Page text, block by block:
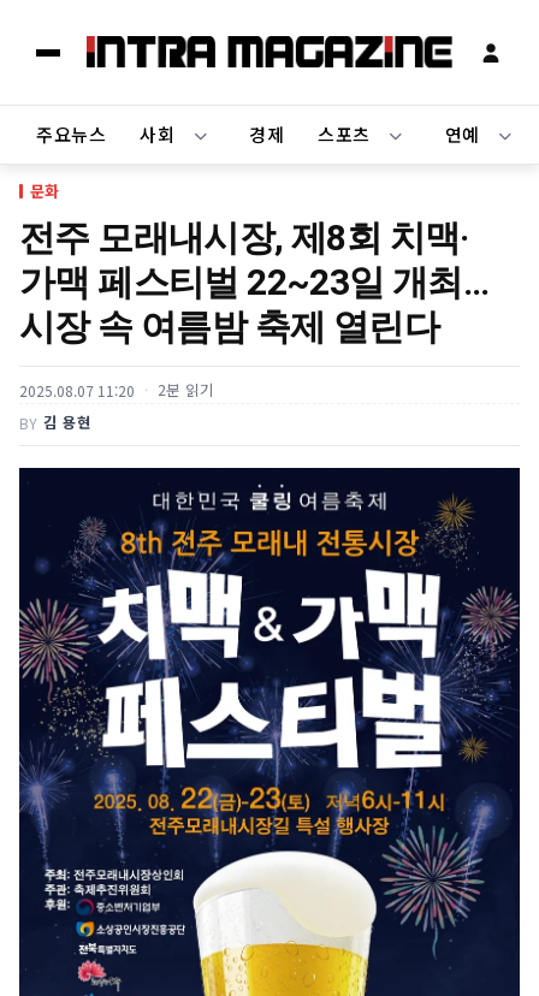
주요뉴스 사회 경제 스포츠 연예
문화
전주 모래내시장, 제8회 치맥·
가맥 페스티벌 22~23일 개최…
시장 속 여름밤 축제 열린다
2025.08.07 11:20 2분 읽기
BY 김 용현